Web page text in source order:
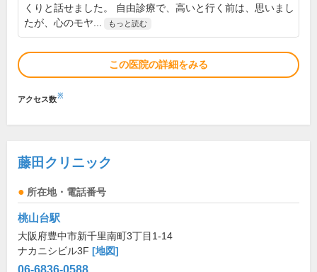
くりと話せました。 自由診療で、高いと行く前は、思いまし
たが、心のモヤ...
もっと読む
この医院の詳細をみる
アクセス数※
藤田クリニック
所在地・電話番号
桃山台駅
大阪府豊中市新千里南町3丁目1-14
ナカニシビル3F [地図]